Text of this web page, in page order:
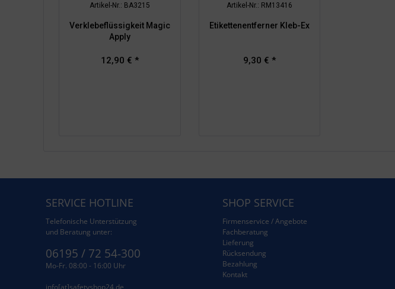
Artikel-Nr.: BA3215
Verklebeflüssigkeit Magic
Apply
12,90 € *
Artikel-Nr.: RM13416
Etikettenentferner Kleb-Ex
9,30 € *
SERVICE HOTLINE
Telefonische Unterstützung
und Beratung unter:
06195 / 72 54-300
Mo-Fr. 08:00 - 16:00 Uhr
info[at]safetyshop24.de
SHOP SERVICE
Firmenservice / Angebote
Fachberatung
Lieferung
Rücksendung
Bezahlung
Kontakt